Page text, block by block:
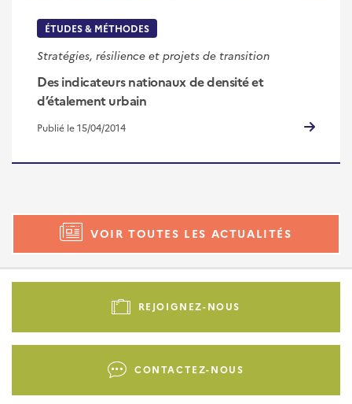
ÉTUDES & MÉTHODES
Stratégies, résilience et projets de transition
Des indicateurs nationaux de densité et
d’étalement urbain
Publié le 15/04/2014
VOIR TOUTES LES ACTUALITÉS
Pied
-
REJOIGNEZ-NOUS
CONTACTEZ-NOUS